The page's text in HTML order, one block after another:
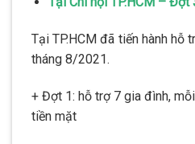
Tại TP.HCM đã tiến hành hỗ
tháng 8/2021.
+ Đợt 1: hỗ trợ 7 gia đình,
tiền mặt